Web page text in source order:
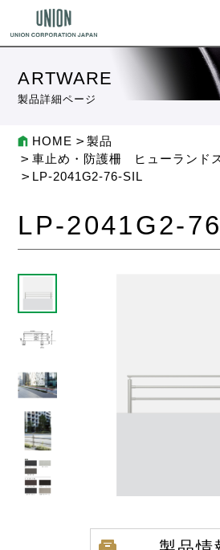
ARTWARE
製品詳細ページ
HOME
製品
車止め・防護柵 ヒューランド
LP-2041G2-76-SIL
LP-2041G2-